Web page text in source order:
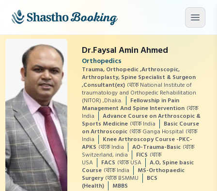
মেনু
Dr.Faysal Amin Ahmed
Orthopedics
Trauma, Orthopedic ,Arthroscopic,
Arthroplasty, Spine Specialist & Surgeon
,Consultant(ex) থেকে National Institute of
traumatology and Orthopedic Rehabilitation
(NITOR) ,Dhaka.
Fellowship in Pain
Management And Spine Intervention থেকে
India
Advance Course on Arthroscopic &
Sports Medicine থেকে India
Basic Course
on Arthroscopic থেকে Ganga Hospital থেকে
India
Knee Arthroscopy Course -PKC-
APKS থেকে India AO-Trauma-Basic থেকে
Switzerland, india
FICS থেকে
USA
FACS থেকে USA
A.O, Spine basic
Course থেকে India
MS-Orthopaedic
Surgery থেকে BSMMU
BCS
(Health)
MBBS